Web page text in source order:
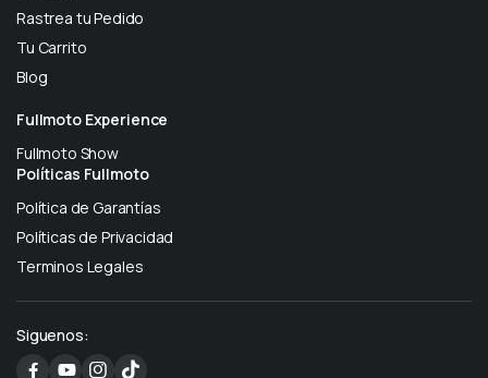
Rastrea tu Pedido
Tu Carrito
Blog
Fullmoto Experience
Fullmoto Show
Políticas Fullmoto
Política de Garantías
Políticas de Privacidad
Terminos Legales
Siguenos: